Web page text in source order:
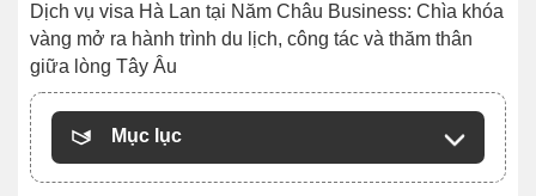
Dịch vụ visa Hà Lan tại Năm Châu Business: Chìa khóa
vàng mở ra hành trình du lịch, công tác và thăm thân
giữa lòng Tây Âu
Mục lục